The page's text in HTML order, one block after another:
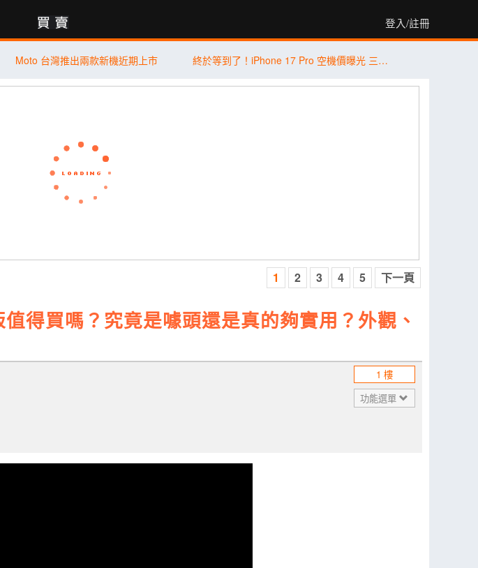
登入/註冊
Moto 台灣推出兩款新機近期上市 終於等到了！iPhone 17 Pro 空機價曝光 三星 Galaxy S26+ 狂降近 8 千
1 2 3 4 5 下一頁
得買嗎？究竟是噱頭還是真的夠實用？外觀、
1 樓
功能選單